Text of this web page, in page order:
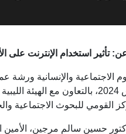
استخدام الإنترنت على
الاجتماعية والإنسانية ورشة
الاثنين الموافق 19 أغسطس 2024،
القومي للبحوث الاجتماعية
حسين سالم مرجين،